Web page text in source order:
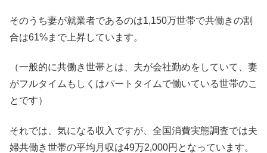
そのうち妻が就業者であるのは1,150万世帯で共働きの割
合は61%まで上昇しています。
（一般的に共働き世帯とは、夫が会社勤めをしていて、妻
がフルタイムもしくはパートタイムで働いている世帯のこ
とです）
それでは、気になる収入ですが、全国消費実態調査では夫
婦共働き世帯の平均月収は49万2,000円となっています。